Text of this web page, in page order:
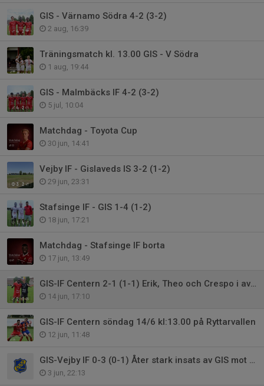
GIS - Värnamo Södra 4-2 (3-2)
2 aug, 16:39
Träningsmatch kl. 13.00 GIS - V Södra
1 aug, 19:44
GIS - Malmbäcks IF 4-2 (3-2)
5 jul, 10:04
Matchdag - Toyota Cup
30 jun, 14:41
Vejby IF - Gislaveds IS 3-2 (1-2)
29 jun, 23:31
Stafsinge IF - GIS 1-4 (1-2)
18 jun, 17:21
Matchdag - Stafsinge IF borta
17 jun, 13:49
GIS-IF Centern 2-1 (1-1) Erik, Theo och Crespo i avgörande insatser.
14 jun, 17:10
GIS-IF Centern söndag 14/6 kl:13.00 på Ryttarvallen
12 jun, 11:48
GIS-Vejby IF 0-3 (0-1) Åter stark insats av GIS mot topplag
3 jun, 22:13